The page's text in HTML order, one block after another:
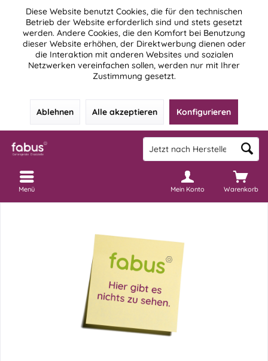
Diese Website benutzt Cookies, die für den technischen
Betrieb der Website erforderlich sind und stets gesetzt
werden. Andere Cookies, die den Komfort bei Benutzung
dieser Website erhöhen, der Direktwerbung dienen oder
die Interaktion mit anderen Websites und sozialen
Netzwerken vereinfachen sollen, werden nur mit Ihrer
Zustimmung gesetzt.
Ablehnen Alle akzeptieren Konfigurieren
Warenkorb
Mein Konto
Menü